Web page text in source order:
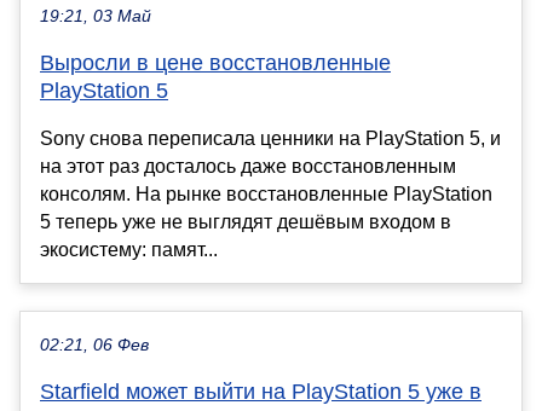
19:21, 03 Май
Выросли в цене восстановленные
PlayStation 5
Sony снова переписала ценники на PlayStation 5, и
на этот раз досталось даже восстановленным
консолям. На рынке восстановленные PlayStation
5 теперь уже не выглядят дешёвым входом в
экосистему: памят...
02:21, 06 Фев
Starfield может выйти на PlayStation 5 уже в